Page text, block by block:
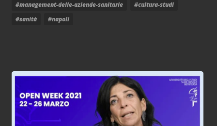
#management-delle-aziende-sanitarie
#cultura-studi
#sanità
#napoli